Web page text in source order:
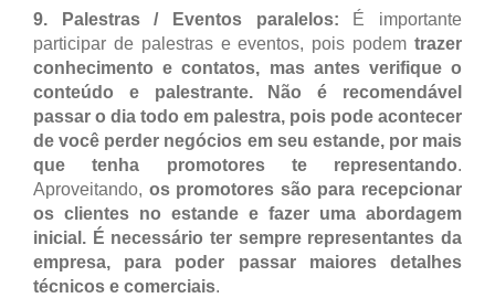
9. Palestras / Eventos paralelos: É importante
participar de palestras e eventos, pois podem trazer
conhecimento e contatos, mas antes verifique o
conteúdo e palestrante. Não é recomendável
passar o dia todo em palestra, pois pode acontecer
de você perder negócios em seu estande, por mais
que tenha promotores te representando.
Aproveitando, os promotores são para recepcionar
os clientes no estande e fazer uma abordagem
inicial. É necessário ter sempre representantes da
empresa, para poder passar maiores detalhes
técnicos e comerciais.